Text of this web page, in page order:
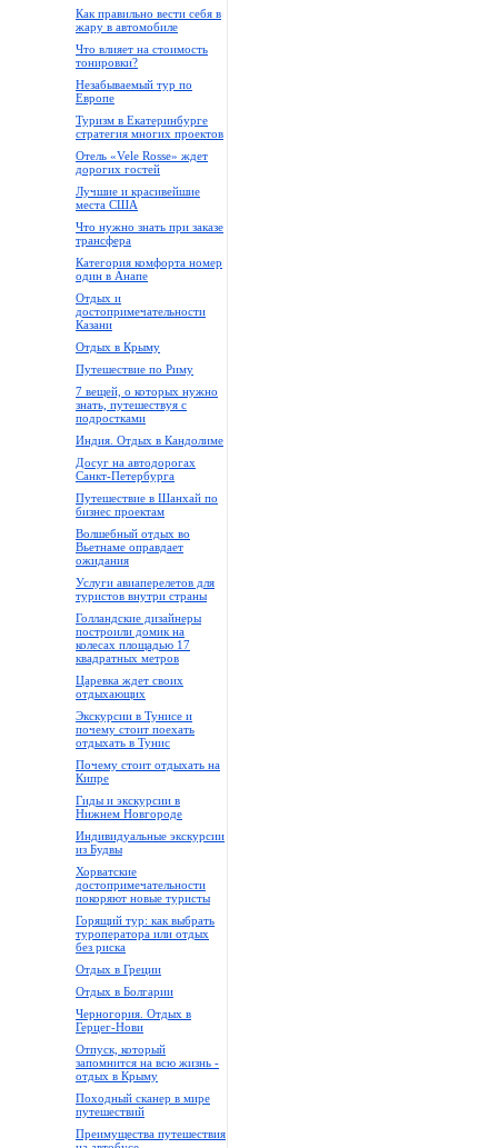
Как правильно вести себя в
жару в автомобиле
Что влияет на стоимость
тонировки?
Незабываемый тур по
Европе
Туризм в Екатеринбурге
стратегия многих проектов
Отель «Vele Rosse» ждет
дорогих гостей
Лучшие и красивейшие
места США
Что нужно знать при заказе
трансфера
Категория комфорта номер
один в Анапе
Отдых и
достопримечательности
Казани
Отдых в Крыму
Путешествие по Риму
7 вещей, о которых нужно
знать, путешествуя с
подростками
Индия. Отдых в Кандолиме
Досуг на автодорогах
Санкт-Петербурга
Путешествие в Шанхай по
бизнес проектам
Волшебный отдых во
Вьетнаме оправдает
ожидания
Услуги авиаперелетов для
туристов внутри страны
Голландские дизайнеры
построили домик на
колесах площадью 17
квадратных метров
Царевка ждет своих
отдыхающих
Экскурсии в Тунисе и
почему стоит поехать
отдыхать в Тунис
Почему стоит отдыхать на
Кипре
Гиды и экскурсии в
Нижнем Новгороде
Индивидуальные экскурсии
из Будвы
Хорватские
достопримечательности
покоряют новые туристы
Горящий тур: как выбрать
туроператора или отдых
без риска
Отдых в Греции
Отдых в Болгарии
Черногория. Отдых в
Герцег-Нови
Отпуск, который
запомнится на всю жизнь -
отдых в Крыму
Походный сканер в мире
путешествий
Преимущества путешествия